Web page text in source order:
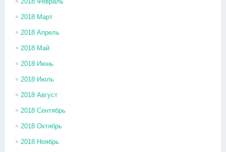
2018 Март
2018 Апрель
2018 Май
2018 Июнь
2018 Июль
2018 Август
2018 Сентябрь
2018 Октябрь
2018 Ноябрь